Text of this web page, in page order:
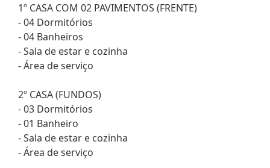
1º CASA COM 02 PAVIMENTOS (FRENTE)
- 04 Dormitórios
- 04 Banheiros
- Sala de estar e cozinha
- Área de serviço
2º CASA (FUNDOS)
- 03 Dormitórios
- 01 Banheiro
- Sala de estar e cozinha
- Área de serviço